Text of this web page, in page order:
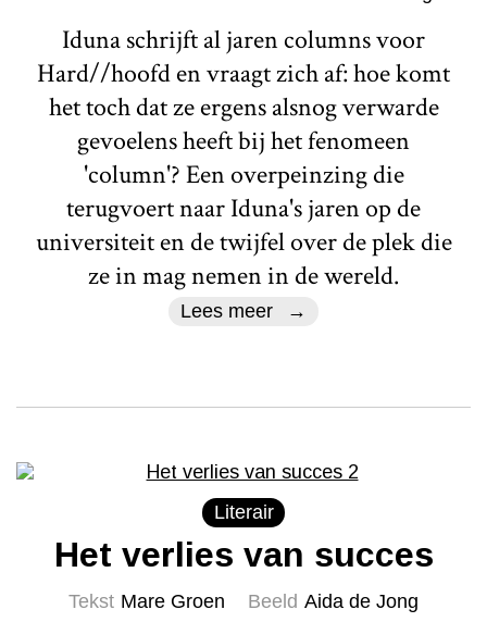
Iduna schrijft al jaren columns voor
Hard//hoofd en vraagt zich af: hoe komt
het toch dat ze ergens alsnog verwarde
gevoelens heeft bij het fenomeen
'column'? Een overpeinzing die
terugvoert naar Iduna's jaren op de
universiteit en de twijfel over de plek die
ze in mag nemen in de wereld.
Lees meer
Literair
Het verlies van succes
Tekst Mare Groen Beeld Aida de Jong